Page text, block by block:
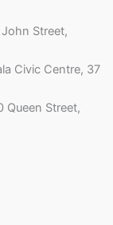
Street,
Civic Centre, 37
Queen Street,